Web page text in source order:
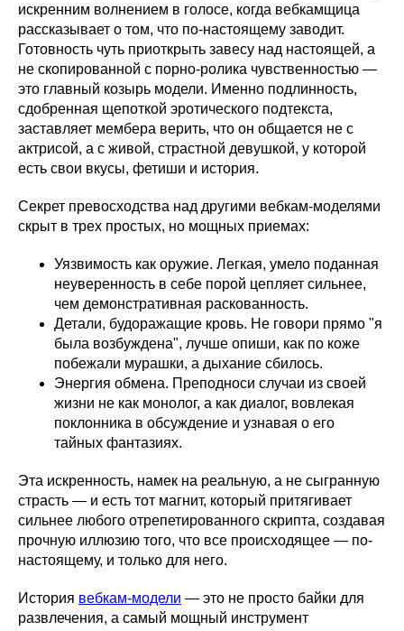
искренним волнением в голосе, когда вебкамщица
рассказывает о том, что по-настоящему заводит.
Готовность чуть приоткрыть завесу над настоящей, а
не скопированной с порно-ролика чувственностью —
это главный козырь модели. Именно подлинность,
сдобренная щепоткой эротического подтекста,
заставляет мембера верить, что он общается не с
актрисой, а с живой, страстной девушкой, у которой
есть свои вкусы, фетиши и история.
Секрет превосходства над другими вебкам-моделями
скрыт в трех простых, но мощных приемах:
Уязвимость как оружие. Легкая, умело поданная
неуверенность в себе порой цепляет сильнее,
чем демонстративная раскованность.
Детали, будоражащие кровь. Не говори прямо "я
была возбуждена", лучше опиши, как по коже
побежали мурашки, а дыхание сбилось.
Энергия обмена. Преподноси случаи из своей
жизни не как монолог, а как диалог, вовлекая
поклонника в обсуждение и узнавая о его
тайных фантазиях.
Эта искренность, намек на реальную, а не сыгранную
страсть — и есть тот магнит, который притягивает
сильнее любого отрепетированного скрипта, создавая
прочную иллюзию того, что все происходящее — по-
настоящему, и только для него.
История вебкам-модели — это не просто байки для
развлечения, а самый мощный инструмент